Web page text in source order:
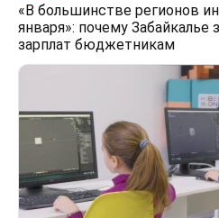
«В большинстве регионов
января»: почему
зарплат бюджетникам